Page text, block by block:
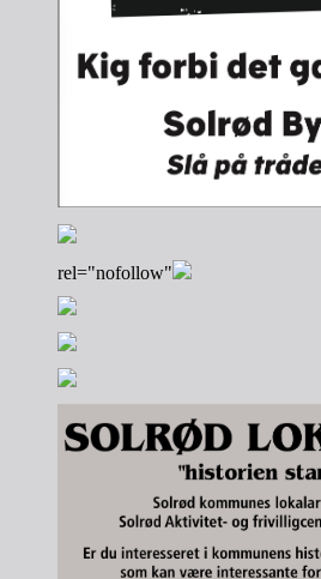
rel="nofollow"